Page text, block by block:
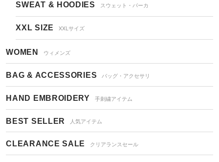
SWEAT & HOODIES スウェット・パーカ
XXL SIZE XXLサイズ
WOMEN ウィメンズ
BAG & ACCESSORIES バッグ・アクセサリ
HAND EMBROIDERY 手刺繍アイテム
BEST SELLER 人気アイテム
CLEARANCE SALE クリアランスセール